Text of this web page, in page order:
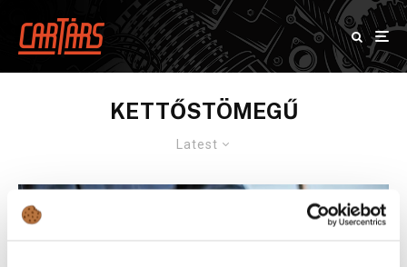
KETTŐSTÖMEGŰ
Latest